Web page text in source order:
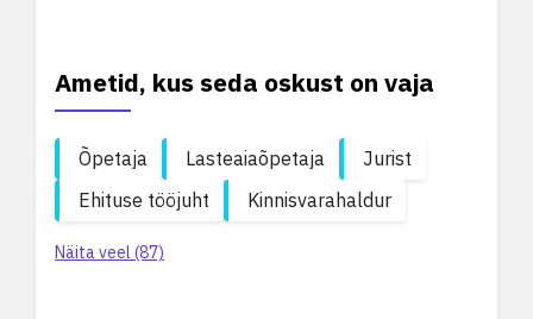
Ametid, kus seda oskust on vaja
Õpetaja Lasteaiaõpetaja
Jurist
Ehituse tööjuht
Kinnisvarahaldur
Näita veel (87)